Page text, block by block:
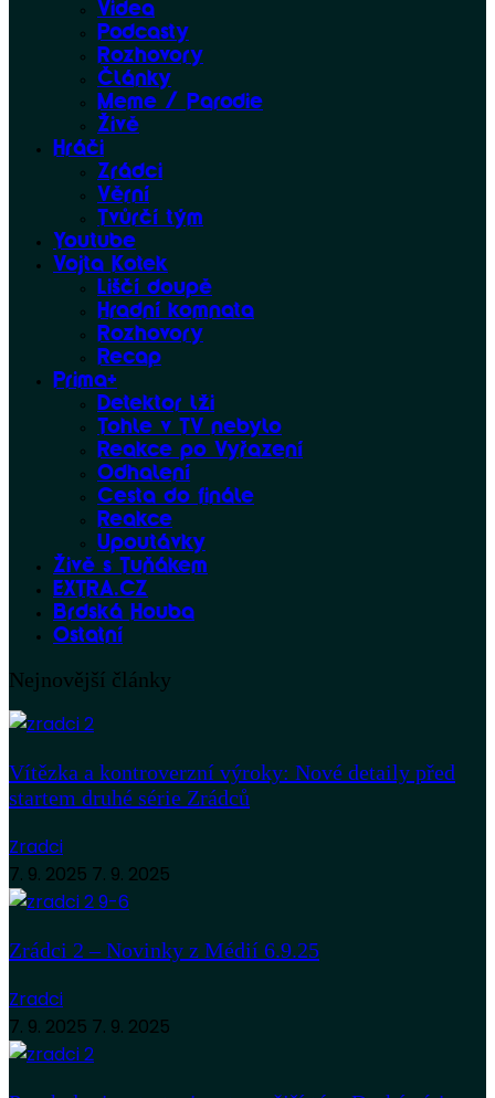
Videa
Podcasty
Rozhovory
Články
Meme / Parodie
Živě
Hráči
Zrádci
Věrní
Tvůrčí tým
Youtube
Vojta Kotek
Liščí doupě
Hradní komnata
Rozhovory
Recap
Prima+
Detektor lži
Tohle v TV nebylo
Reakce po Vyřazení
Odhalení
Cesta do finále
Reakce
Upoutávky
Živě s Tuňákem
EXTRA.CZ
Brdská Houba
Ostatní
Nejnovější články
Vítězka a kontroverzní výroky: Nové detaily před
startem druhé série Zrádců
Zradci
7. 9. 2025 7. 9. 2025
Zrádci 2 – Novinky z Médií 6.9.25
Zradci
7. 9. 2025 7. 9. 2025